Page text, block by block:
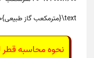
\text{مترمکعب گاز طبیعی}
نحوه محاسبه